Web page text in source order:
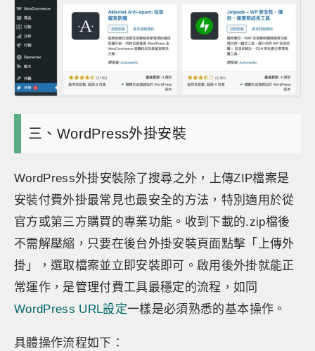
三、WordPress外掛安裝
WordPress外掛安裝除了搜尋之外，上傳ZIP檔案是
安裝付費外掛最常見也最安全的方法，特別適用於從
官方或第三方購買的專業功能。收到下載的.zip檔後
不需解壓縮，只要在後台外掛安裝頁面點擊「上傳外
掛」，選取檔案並立即安裝即可。啟用後外掛就能正
常運作，是管理付費工具最穩定的流程，如同
WordPress URL設定一樣是必須熟悉的基本操作。
具體操作流程如下：